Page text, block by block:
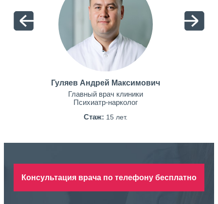
Гуляев Андрей Максимович
Главный врач клиники
Психиатр-нарколог
Стаж: 15 лет.
Консультация врача по телефону бесплатно